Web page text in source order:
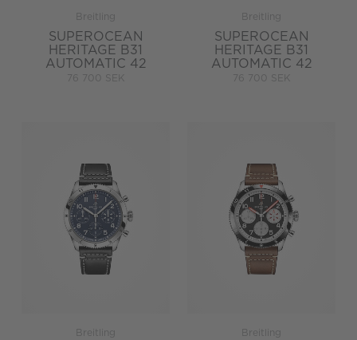
Breitling
SUPEROCEAN
HERITAGE B31
AUTOMATIC 42
76 700 SEK
Breitling
SUPEROCEAN
HERITAGE B31
AUTOMATIC 42
76 700 SEK
Breitling Breitling